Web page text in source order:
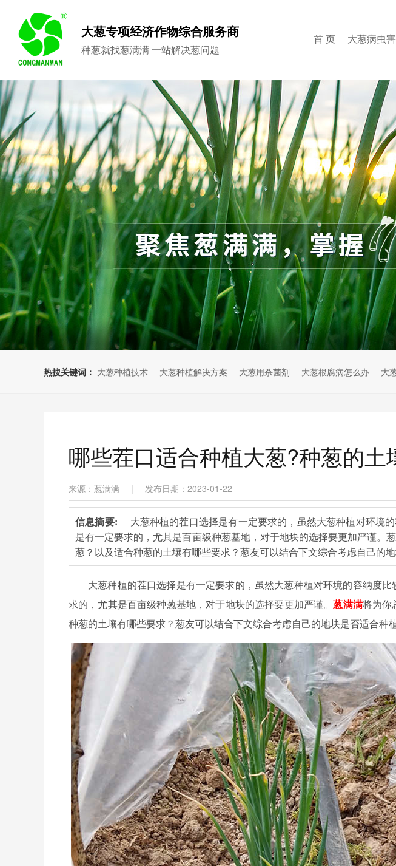
大葱专项经济作物综合服务商
种葱就找葱满满 一站解决葱问题
首 页 大葱病虫
热搜关键词： 大葱种植技术 大葱种植解决方案 大葱用杀菌剂 大葱根腐病怎么办 大
哪些茬口适合种植大葱?种葱的土
来源：葱满满 | 发布日期：2023-01-22
信息摘要: 大葱种植的茬口选择是有一定要求的，虽然大葱种植对环境
是有一定要求的，尤其是百亩级种葱基地，对于地块的选择要更加严谨。
葱？以及适合种葱的土壤有哪些要求？葱友可以结合下文综合考虑自己的地
大葱种植的茬口选择是有一定要求的，虽然大葱种植对环境的容纳度
求的，尤其是百亩级种葱基地，对于地块的选择要更加严谨。葱满满将为你
种葱的土壤有哪些要求？葱友可以结合下文综合考虑自己的地块是否适合种植